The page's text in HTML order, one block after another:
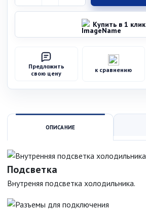
Купить в 1 клик
Предложить
свою цену
к сравнению
ОПИСАНИЕ
Подсветка
Внутреняя подсветка холодильника.